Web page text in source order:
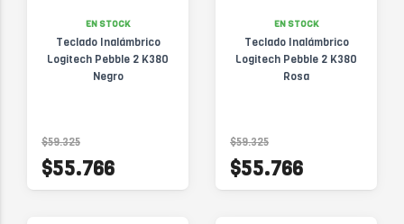
EN STOCK
Teclado Inalámbrico
Logitech Pebble 2 K380
Negro
$59.325
$55.766
EN STOCK
Teclado Inalámbrico
Logitech Pebble 2 K380
Rosa
$59.325
$55.766